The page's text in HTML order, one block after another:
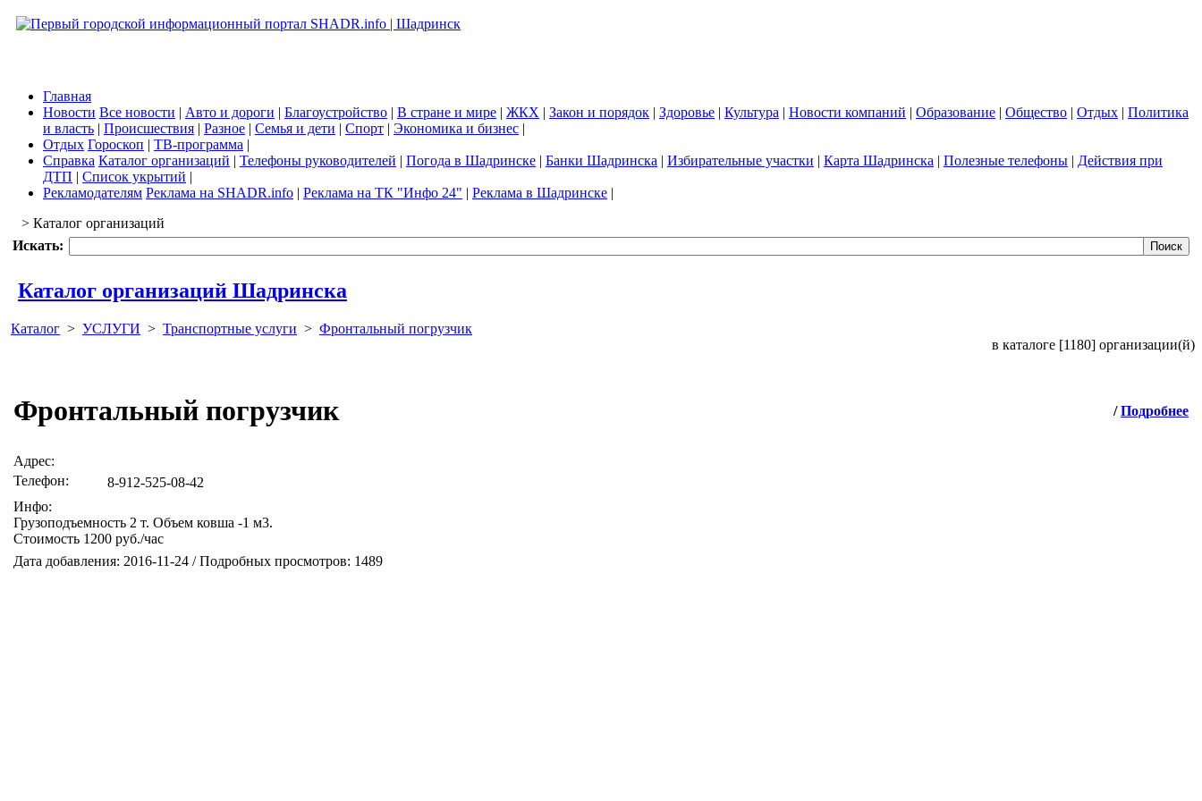
Главная
Новости Все новости | Авто и дороги | Благоустройство | В стране и мире | ЖКХ | Закон и порядок | Здоровье | Культура | Новости компаний | Образование | Общество | Отдых | Политика
и власть | Происшествия | Разное | Семья и дети | Спорт | Экономика и бизнес |
Отдых Гороскоп | ТВ-программа |
Справка Каталог организаций | Телефоны руководителей | Погода в Шадринске | Банки Шадринска | Избирательные участки | Карта Шадринска | Полезные телефоны | Действия при
ДТП | Список укрытий |
Рекламодателям Реклама на SHADR.info | Реклама на ТК "Инфо 24" | Реклама в Шадринске |
> Каталог организаций
Искать:
Каталог организаций Шадринска
Каталог > УСЛУГИ > Транспортные услуги > Фронтальный погрузчик
в каталоге [1180] организации(й)
Фронтальный погрузчик / Подробнее
Адрес:
Телефон:
8-912-525-08-42
Инфо:
Грузоподъемность 2 т. Объем ковша -1 м3.
Стоимость 1200 руб./час
Дата добавления: 2016-11-24 / Подробных просмотров: 1489